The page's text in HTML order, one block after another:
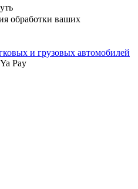
обработки ваших
и грузовых автомобилей